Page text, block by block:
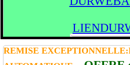
REMISE